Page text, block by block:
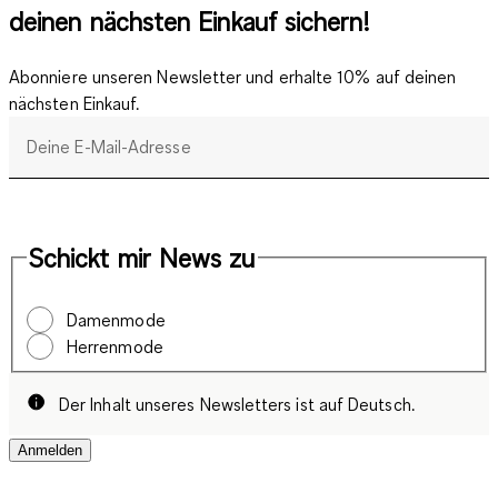
deinen nächsten Einkauf sichern!
Abonniere unseren Newsletter und erhalte 10% auf deinen
nächsten Einkauf.
Deine E-Mail-Adresse
Schickt mir News zu
Damenmode
Herrenmode
Der Inhalt unseres Newsletters ist auf Deutsch.
Anmelden